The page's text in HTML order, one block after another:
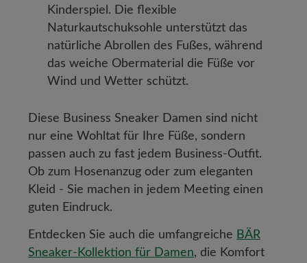
Kinderspiel. Die flexible
Naturkautschuksohle unterstützt das
natürliche Abrollen des Fußes, während
das weiche Obermaterial die Füße vor
Wind und Wetter schützt.
Diese Business Sneaker Damen sind nicht
nur eine Wohltat für Ihre Füße, sondern
passen auch zu fast jedem Business-Outfit.
Ob zum Hosenanzug oder zum eleganten
Kleid - Sie machen in jedem Meeting einen
guten Eindruck.
Entdecken Sie auch die umfangreiche BÄR
Sneaker-Kollektion für Damen, die Komfort